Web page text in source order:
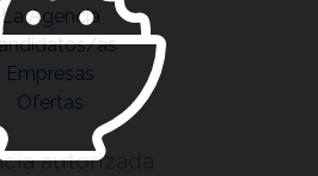
La Agencia
as
Empresas
Ofertas
autorizada